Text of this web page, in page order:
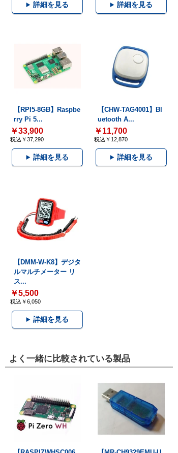
詳細を見る 詳細を見る
【RPI5-8GB】Raspbe
rry Pi 5...
￥33,900
税込￥37,290
詳細を見る
【CHW-TAG4001】Bl
uetooth A...
￥11,700
税込￥12,870
詳細を見る
【DMM-W-K8】デジタ
ルマルチメーター リ
ス...
￥5,500
税込￥6,050
詳細を見る
よく一緒に比較されている製品